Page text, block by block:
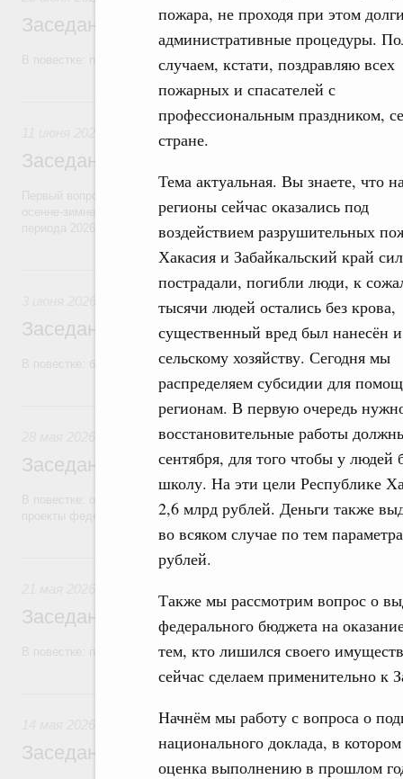
пожара, не проходя при этом
административные процедуры.
случаем, кстати, поздравляю всех
пожарных и спасателей с
профессиональным праздником,
стране.
Тема актуальная. Вы знаете, что
регионы сейчас оказались под
воздействием разрушительных
Хакасия и Забайкальский край
пострадали, погибли люди, к
тысячи людей остались без крова,
существенный вред был нанесён и
сельскому хозяйству. Сегодня мы
распределяем субсидии для
регионам. В первую очередь
восстановительные работы
сентября, для того чтобы у
школу. На эти цели Республике
2,6 млрд рублей. Деньги также
во всяком случае по тем
рублей.
Также мы рассмотрим вопрос о
федерального бюджета на
тем, кто лишился своего
сейчас сделаем применительно к
Начнём мы работу с вопроса о
национального доклада, в котором
оценка выполнению в прошлом
Заседание Правительства (2026 год,
В повестке: проекты федеральных законов, бюджетные
11 июня, четверг
Заседание Правительства (2026 год,
осенне-зимнего периода 2025–2026 годов и задачах по подготовке
периода 2026–2027 годов.
Заседание Правительства (2026 год,
В повестке: бюджетные ассигнования.
28 мая, четверг
Заседание Правительства (2026 год,
В повестке: об исполнении бюджетов государственных
проекты федеральных законов.
Заседание Правительства (2026 год,
В повестке: проекты федеральных законов.
Заседание Правительства (2026 год,